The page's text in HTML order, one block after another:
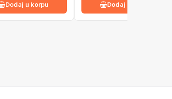
Dodaj u korpu Dodaj u korpu